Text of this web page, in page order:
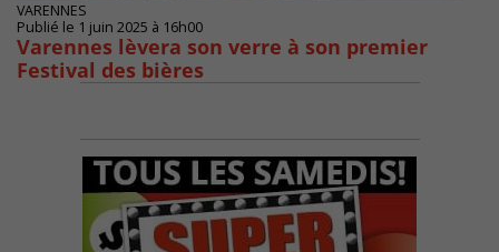
VARENNES
Publié le 1 juin 2025 à 16h00
Varennes lèvera son verre à son premier
Festival des bières